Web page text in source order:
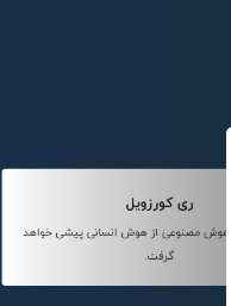
ری کورزویل
تا سال 2045، هوش مصنوعی از هوش انسانی پیشی خواهد
گرفت.